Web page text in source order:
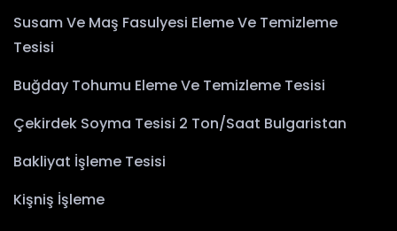
Susam Ve Maş Fasulyesi Eleme Ve Temizleme
Tesisi
Buğday Tohumu Eleme Ve Temizleme Tesisi
Çekirdek Soyma Tesisi 2 Ton/Saat Bulgaristan
Bakliyat İşleme Tesisi
Kişniş İşleme